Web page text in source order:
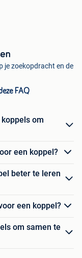
je zoekopdracht en de
FAQ
om
een koppel?
beter te leren
een koppel?
om samen te